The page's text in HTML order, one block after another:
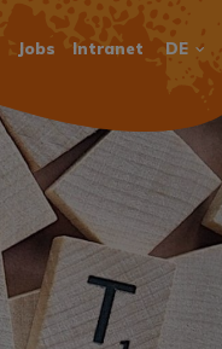
Jobs Intranet DE